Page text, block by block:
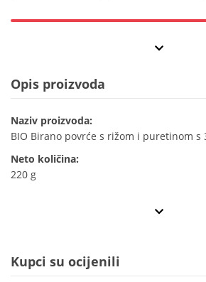
Opis proizvoda
Naziv proizvoda:
BIO Birano povrće s rižom i puretinom s
Neto količina:
220 g
Kupci su ocijenili